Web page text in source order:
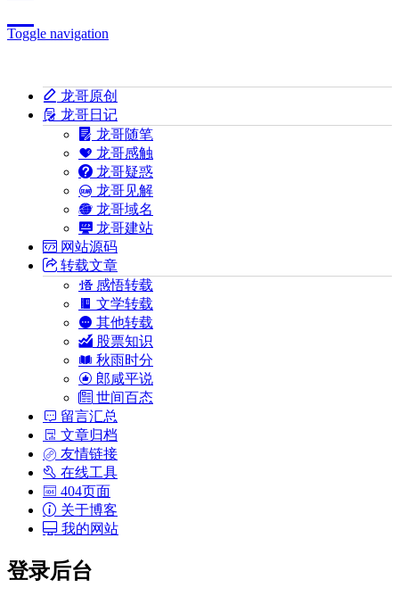
Toggle navigation
龙哥原创
龙哥日记
龙哥随笔
龙哥感触
龙哥疑惑
龙哥见解
龙哥域名
龙哥建站
网站源码
转载文章
感悟转载
文学转载
其他转载
股票知识
秋雨时分
郎咸平说
世间百态
留言汇总
文章归档
友情链接
在线工具
404页面
关于博客
我的网站
登录后台